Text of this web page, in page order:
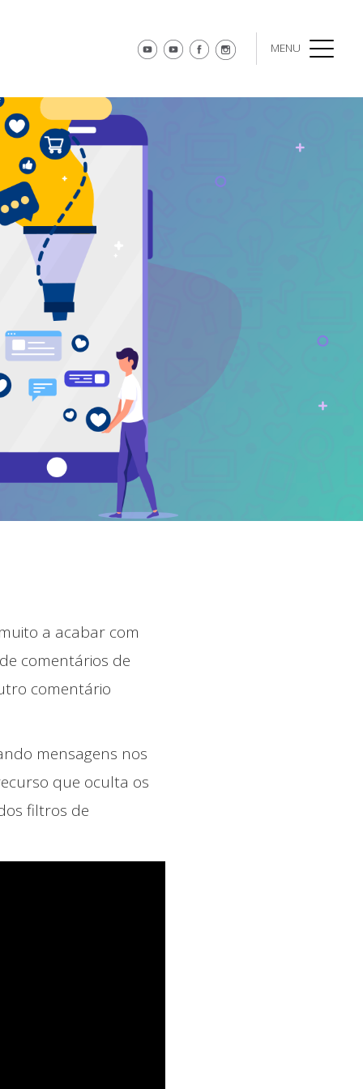
MENU
a acabar com
comentários de
comentário
mensagens nos
que oculta os
filtros de